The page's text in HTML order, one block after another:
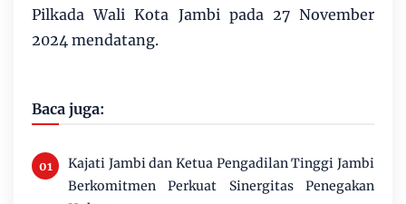
Pilkada Wali Kota Jambi pada 27 November
2024 mendatang.
Baca juga:
Kajati Jambi dan Ketua Pengadilan Tinggi Jambi
Berkomitmen Perkuat Sinergitas Penegakan